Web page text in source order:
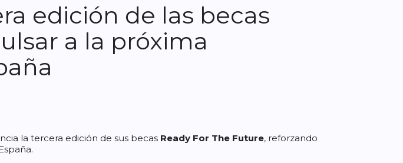
edición de las becas
a la próxima
la tercera edición de sus becas Ready For The Future, reforzando